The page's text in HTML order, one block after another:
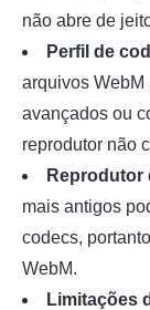
não abre de
Perfil de
arquivos WebM
avançados ou
reprodutor não
Reprodutor
mais antigos
codecs,
WebM.
Limitações